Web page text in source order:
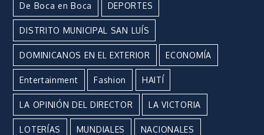
De Boca en Boca DEPORTES
DISTRITO MUNICIPAL SAN LUÍS
DOMINICANOS EN EL EXTERIOR ECONOMÍA
Entertainment Fashion HAITÍ
LA OPINIÓN DEL DIRECTOR LA VICTORIA
LOTERÍAS MUNDIALES NACIONALES